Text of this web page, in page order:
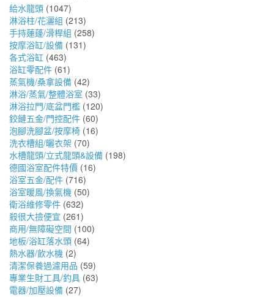
給水龍頭 (1047)
淋浴柱/花灑組 (213)
手持蓮蓬/滑桿組 (258)
按摩浴缸/設備 (131)
各式浴缸 (463)
浴缸零配件 (61)
蒸氣機/桑拿設備 (42)
淋浴/蒸氣/整體浴室 (33)
淋浴拉門/底盆門檻 (120)
鉸鏈五金/門控配件 (60)
泡腳洗腳盆/按摩椅 (16)
洗衣槽組/曬衣架 (70)
水槽龍頭/立式龍頭&設備 (198)
德國浴室配件特價 (16)
浴室五金/配件 (716)
浴室暖風/換氣機 (50)
衛浴維修零件 (632)
殺很大撿便宜 (261)
商用/無障礙空間 (100)
地板/浴缸落水頭 (64)
熱水器/飲水機 (2)
清潔保養過濾用品 (59)
專業生財工具/釣具 (63)
電器/加壓設備 (27)